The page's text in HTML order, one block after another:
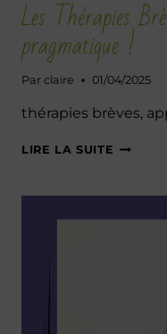
Les Thérapies
pragmatique !
Par claire 01/04/2025
thérapies brèves,
LIRE LA SUITE LES
UN